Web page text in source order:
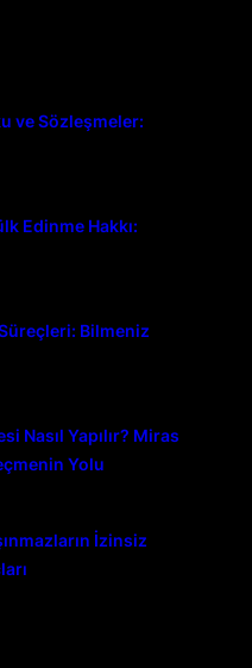
ve Sözleşmeler:
Edinme Hakkı:
Bilmeniz
Nasıl Yapılır? Miras
Yolu
İzinsiz